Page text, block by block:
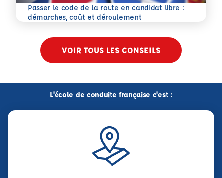
Passer le code de la route en candidat libre :
démarches, coût et déroulement
En savoir plus
VOIR TOUS LES CONSEILS
L'école de conduite française c'est :